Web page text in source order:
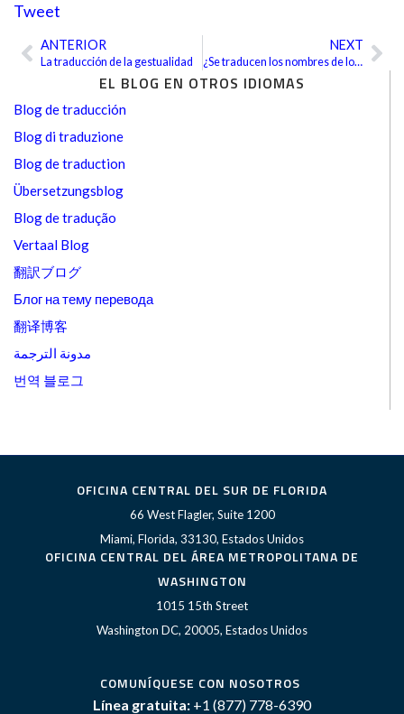
EL BLOG EN OTROS IDIOMAS
Blog de traducción
Blog di traduzione
Blog de traduction
Übersetzungsblog
Blog de tradução
Vertaal Blog
翻訳ブログ
Блог на тему перевода
翻译博客
مدونة الترجمة
번역 블로그
Tweet
AntANTERIOR
La traducción de la gestualidad
NEXT
¿Se traducen los nombres de los superhéroes?
OFICINA CENTRAL DEL SUR DE FLORIDA
66 West Flagler, Suite 1200
Miami, Florida, 33130, Estados Unidos
OFICINA CENTRAL DEL ÁREA METROPOLITANA DE
WASHINGTON
1015 15th Street
Washington DC, 20005, Estados Unidos
COMUNÍQUESE CON NOSOTROS
Línea gratuita: +1 (877) 778-6390